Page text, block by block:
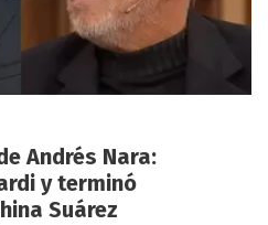
Andrés Nara:
y terminó
Suárez